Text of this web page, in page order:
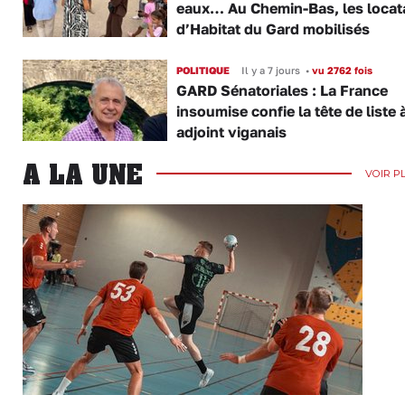
eaux… Au Chemin-Bas, les
d’Habitat du Gard mobilisés
POLITIQUE Il y a 7 jours •vu 2762 fois
GARD Sénatoriales : La France
insoumise confie la tête de liste
adjoint viganais
A LA UNE VOIR